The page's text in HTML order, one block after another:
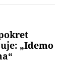
„Idemo